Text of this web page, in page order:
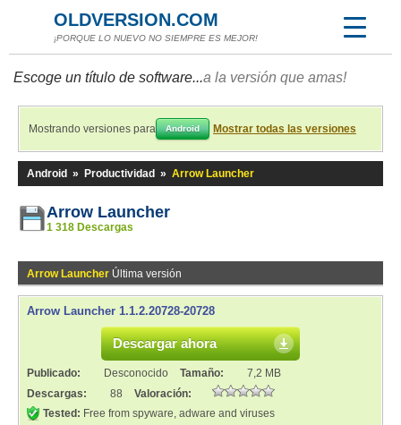
OLDVERSION.COM
¡PORQUE LO NUEVO NO SIEMPRE ES MEJOR!
Escoge un título de software...a la versión que amas!
Mostrando versiones para Android Mostrar todas las versiones
Android » Productividad » Arrow Launcher
Arrow Launcher
1 318 Descargas
Arrow Launcher Última versión
Arrow Launcher 1.1.2.20728-20728
Descargar ahora
Publicado: Desconocido Tamaño:
7,2 MB
Descargas:
88
Valoración:
Tested: Free from spyware, adware and viruses